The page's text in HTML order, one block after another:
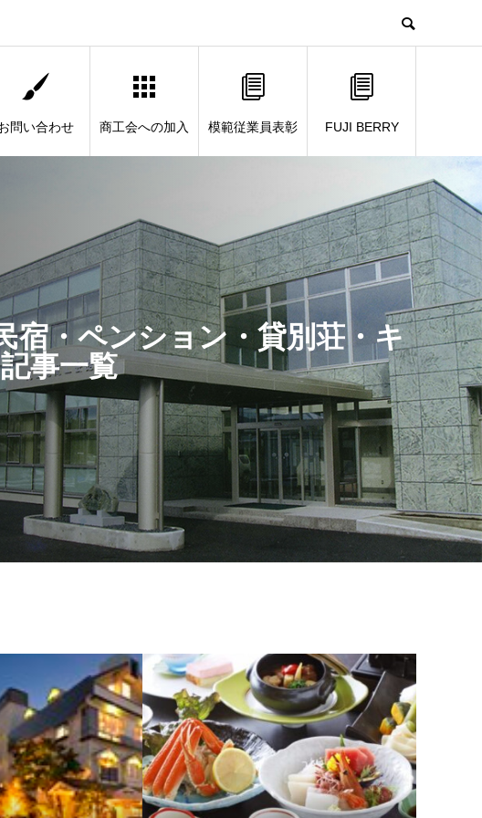
問い合わせ 商工会への加入 模範従業員表彰 FUJI BERRY
宿・ペンション・貸別荘・キ
事一覧